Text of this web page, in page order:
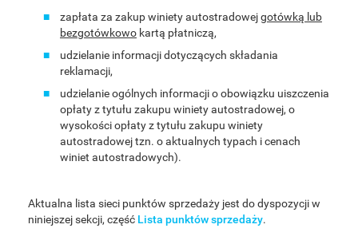
zapłata za zakup winiety autostradowejgotówką lub
bezgotówkowo kartą płatniczą,
udzielanie informacji dotyczących składania
reklamacji,
udzielanie ogólnych informacji o obowiązku uiszczenia
opłaty z tytułu zakupu winiety autostradowej, o
wysokości opłaty z tytułu zakupu winiety
autostradowej tzn. o aktualnych typach i cenach
winiet autostradowych).
Aktualna lista sieci punktów sprzedaży jest do dyspozycji w
niniejszej sekcji, część Lista punktów sprzedaży.